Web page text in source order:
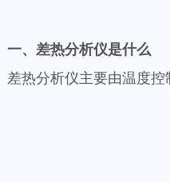
一、差热分析仪是什么
差热分析仪主要由温度